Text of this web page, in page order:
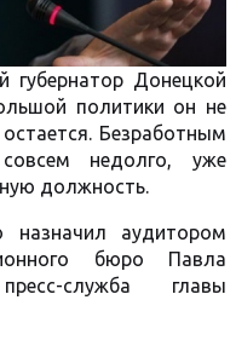
губернатор Донецкой
политики он не
Безработным
недолго, уже
должность.
назначил аудитором
бюро Павла
служба главы